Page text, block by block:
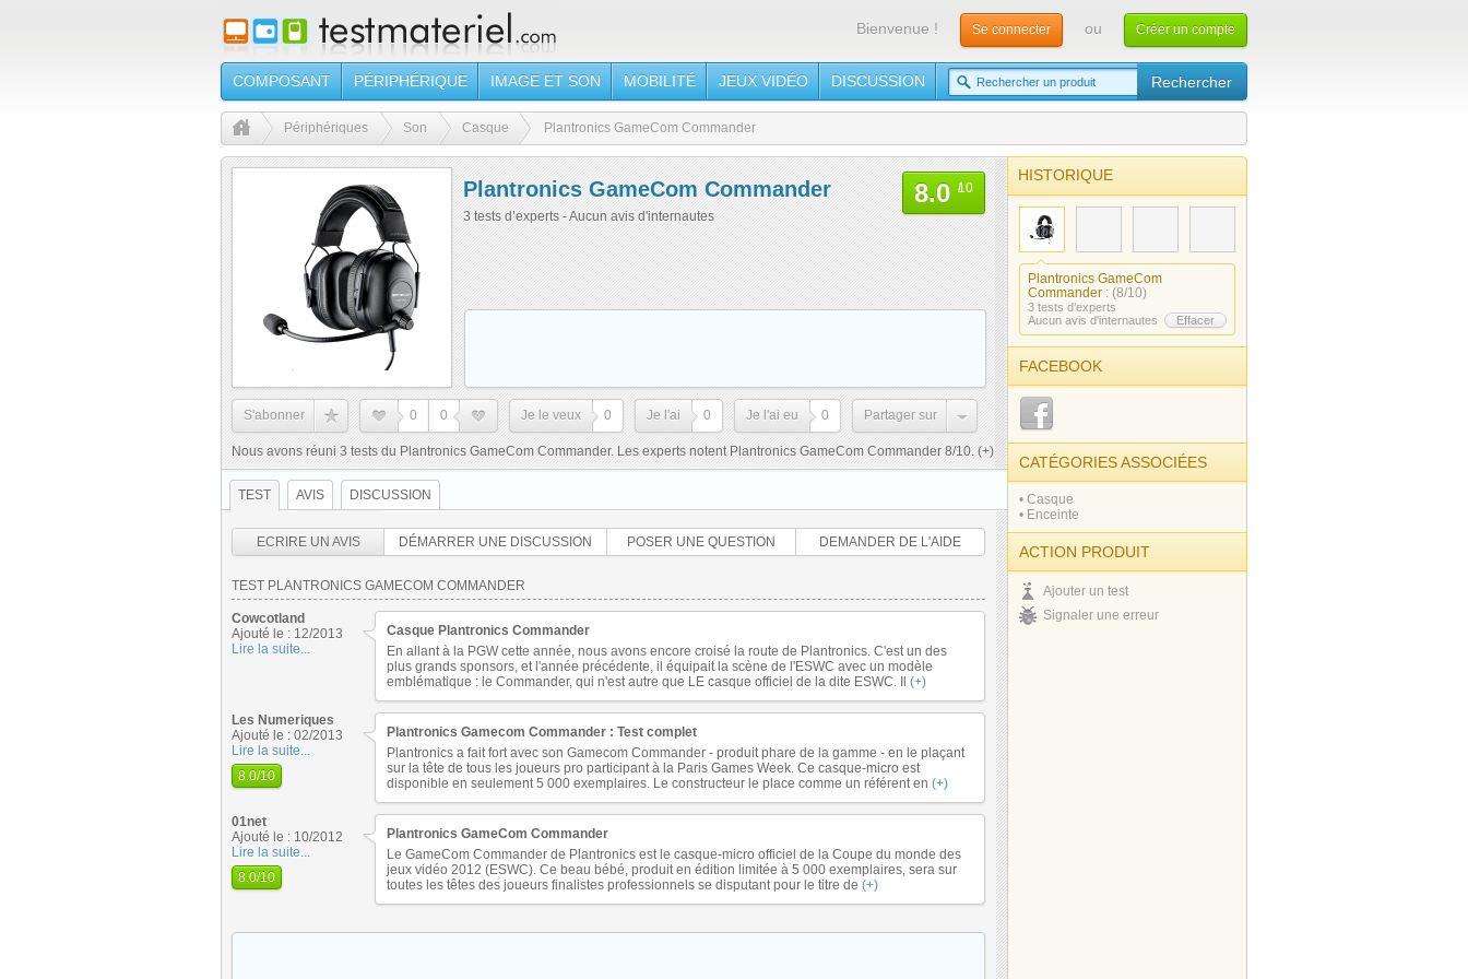
Bienvenue ! Se connecter ou Créer un compte
COMPOSANT PÉRIPHÉRIQUE IMAGE ET SON MOBILITÉ JEUX VIDÉO DISCUSSION
Périphériques Son Casque Plantronics GameCom Commander
Plantronics GameCom Commander
3 tests d’experts - Aucun avis d'internautes
8.0 /10
S'abonner 0 0 Je le veux 0 Je l'ai 0 Je l'ai eu 0 Partager sur
Nous avons réuni 3 tests du Plantronics GameCom Commander. Les experts notent Plantronics GameCom Commander 8/10. (+)
TEST AVIS DISCUSSION
ECRIRE UN AVIS DÉMARRER UNE DISCUSSION POSER UNE QUESTION DEMANDER DE L'AIDE
TEST PLANTRONICS GAMECOM COMMANDER
Cowcotland
Ajouté le : 12/2013
Lire la suite...
Casque Plantronics Commander
En allant à la PGW cette année, nous avons encore croisé la route de Plantronics. C'est un des
plus grands sponsors, et l'année précédente, il équipait la scène de l'ESWC avec un modèle
emblématique : le Commander, qui n'est autre que LE casque officiel de la dite ESWC. Il
(+)
Les Numeriques
Ajouté le : 02/2013
Lire la suite...
8.0/10
Plantronics Gamecom Commander : Test complet
Plantronics a fait fort avec son Gamecom Commander - produit phare de la gamme - en le plaçant
sur la tête de tous les joueurs pro participant à la Paris Games Week. Ce casque-micro est
disponible en seulement 5 000 exemplaires. Le constructeur le place comme un référent en (+)
01net
Ajouté le : 10/2012
Lire la suite...
8.0/10
Plantronics GameCom Commander
Le GameCom Commander de Plantronics est le casque-micro officiel de la Coupe du monde des
jeux vidéo 2012 (ESWC). Ce beau bébé, produit en édition limitée à 5 000 exemplaires, sera sur
toutes les têtes des joueurs finalistes professionnels se disputant pour le titre de (+)
HISTORIQUE
Plantronics GameCom
Commander : (8/10)
3 tests d’experts
Aucun avis d'internautes
Effacer
FACEBOOK
CATÉGORIES ASSOCIÉES
• Casque
• Enceinte
ACTION PRODUIT
Ajouter un test
Signaler une erreur